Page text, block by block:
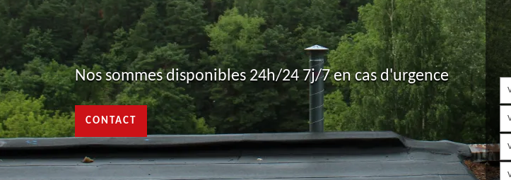
Nos sommes disponibles 24h/24 7j/7 en cas d'urgence
CONTACT